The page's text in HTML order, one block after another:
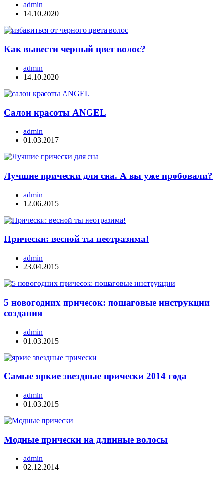
admin
14.10.2020
Как вывести черный цвет волос?
admin
14.10.2020
Салон красоты ANGEL
admin
01.03.2017
Лучшие прически для сна. А вы уже пробовали?
admin
12.06.2015
Прически: весной ты неотразима!
admin
23.04.2015
5 новогодних причесок: пошаговые инструкции
создания
admin
01.03.2015
Самые яркие звездные прически 2014 года
admin
01.03.2015
Модные прически на длинные волосы
admin
02.12.2014